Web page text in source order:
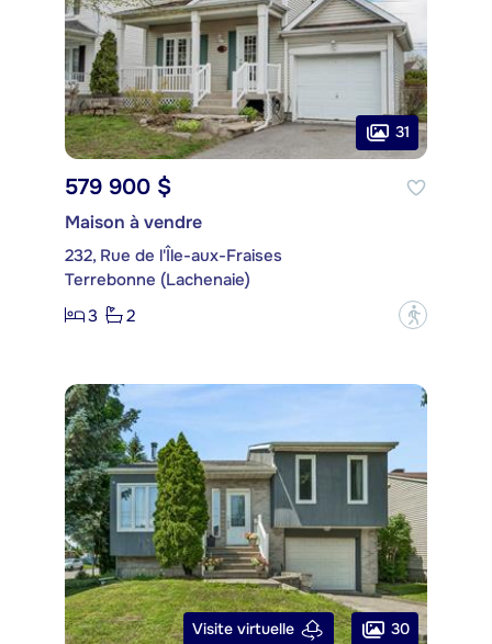
31
579 900 $
Maison à vendre
232, Rue de l'Île-aux-Fraises
Terrebonne (Lachenaie)
3
2 ?
Visite virtuelle 30